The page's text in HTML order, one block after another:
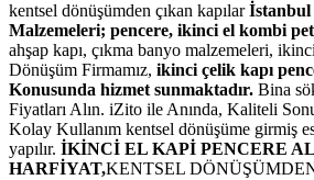
kentsel dönüşümden çıkan kapılarİstanbul
Malzemeleri; pencere, ikinci el kombi
ahşap kapı, çıkma banyo malzemeleri,
Dönüşüm Firmamız, ikinci çelik kapı
Konusunda hizmet sunmaktadır. Bina
Fiyatları Alın. iZito ile Anında, Kaliteli
Kolay Kullanım kentsel dönüşüme girmiş
yapılır. İKİNCİ EL KAPİ PENCERE
HARFİYAT,KENTSEL